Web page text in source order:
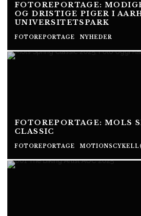
FOTOREPORTAGE:
OG DRISTIGE PIGER I
UNIVERSITETSPARK
FOTOREPORTAGE NYHEDER
FOTOREPORTAGE: MOLS
CLASSIC
FOTOREPORTAGE